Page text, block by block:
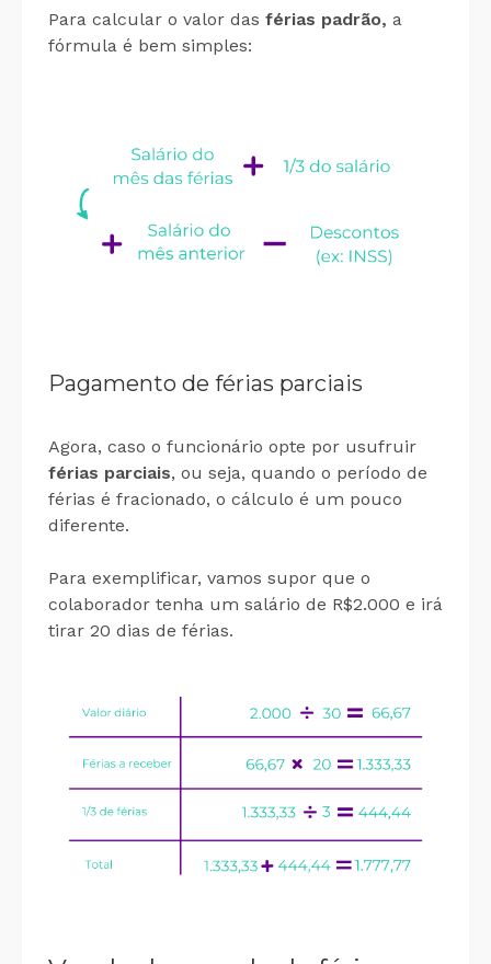
Para calcular o valor das férias padrão, a
fórmula é bem simples:
Pagamento de férias parciais
Agora, caso o funcionário opte por usufruir
férias parciais, ou seja, quando o período de
férias é fracionado, o cálculo é um pouco
diferente.
Para exemplificar, vamos supor que o
colaborador tenha um salário de R$2.000 e irá
tirar 20 dias de férias.